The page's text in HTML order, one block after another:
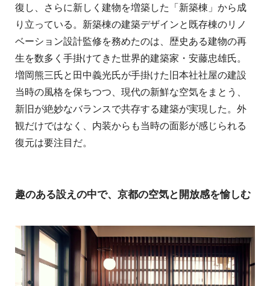
復し、さらに新しく建物を増築した「新築棟」から成
り立っている。新築棟の建築デザインと既存棟のリノ
ベーション設計監修を務めたのは、歴史ある建物の再
生を数多く手掛けてきた世界的建築家・安藤忠雄氏。
増岡熊三氏と田中義光氏が手掛けた旧本社社屋の建設
当時の風格を保ちつつ、現代の新鮮な空気をまとう、
新旧が絶妙なバランスで共存する建築が実現した。外
観だけではなく、内装からも当時の面影が感じられる
復元は要注目だ。
趣のある設えの中で、京都の空気と開放感を愉しむ